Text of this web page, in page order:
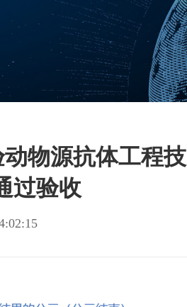
物源抗体工程技
过验收